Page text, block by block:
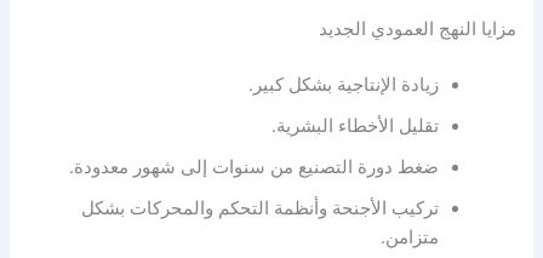
مزايا النهج العمودي الجديد
زيادة الإنتاجية بشكل كبير.
تقليل الأخطاء البشرية.
ضغط دورة التصنيع من سنوات إلى شهور معدودة.
تركيب الأجنحة وأنظمة التحكم والمحركات بشكل
متزامن.